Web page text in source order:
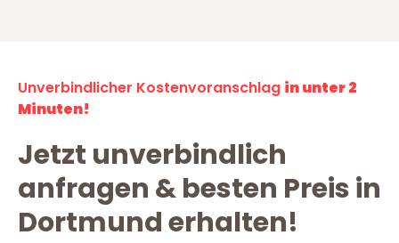
Unverbindlicher Kostenvoranschlag in unter 2
Minuten!
Jetzt unverbindlich
anfragen & besten Preis in
Dortmund erhalten!